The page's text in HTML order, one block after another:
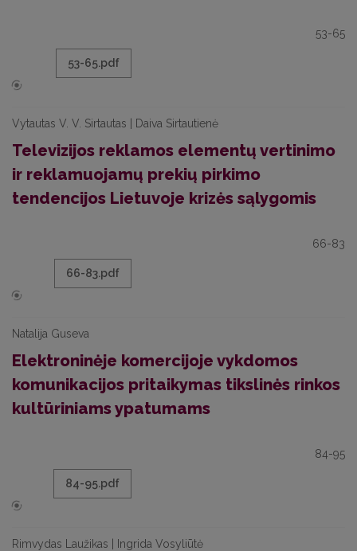
53-65
53-65.pdf
Vytautas V. V. Sirtautas | Daiva Sirtautienė
Televizijos reklamos elementų vertinimo
ir reklamuojamų prekių pirkimo
tendencijos Lietuvoje krizės sąlygomis
66-83
66-83.pdf
Natalija Guseva
Elektroninėje komercijoje vykdomos
komunikacijos pritaikymas tikslinės rinkos
kultūriniams ypatumams
84-95
84-95.pdf
Rimvydas Laužikas | Ingrida Vosyliūtė